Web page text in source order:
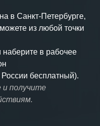
в Санкт-Петербурге,
из любой точки
в рабочее
бесплатный).
и получите